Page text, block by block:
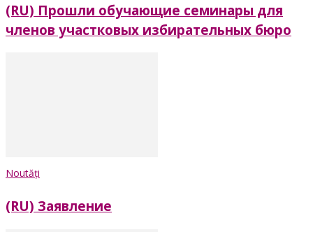
(RU) Прошли обучающие семинары для
членов участковых избирательных бюро
Noutăți
(RU) Заявление